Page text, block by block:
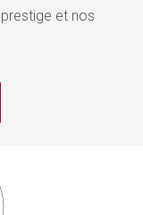
et nos